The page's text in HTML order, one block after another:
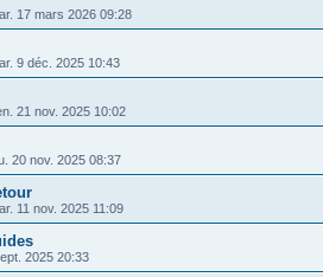
17 mars 2026 09:28
9 déc. 2025 10:43
21 nov. 2025 10:02
20 nov. 2025 08:37
11 nov. 2025 11:09
2025 20:33